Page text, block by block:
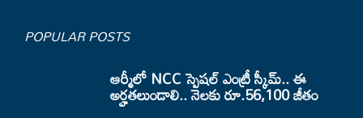
POPULAR POSTS
ఆర్మీలో NCC స్పెషల్ ఎంట్రీ స్కీమ్.. ఈ
అర్హతలుండాలి.. నెలకు రూ.56,100 జీతం